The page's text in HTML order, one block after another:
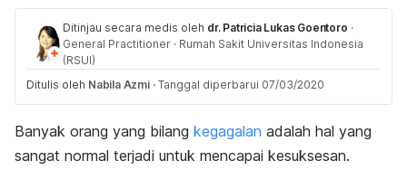
Ditinjau secara medis oleh dr. Patricia Lukas Goentoro ·
General Practitioner · Rumah Sakit Universitas Indonesia
(RSUI)
Ditulis oleh Nabila Azmi · Tanggal diperbarui 07/03/2020
Banyak orang yang bilang kegagalan adalah hal yang
sangat normal terjadi untuk mencapai kesuksesan.